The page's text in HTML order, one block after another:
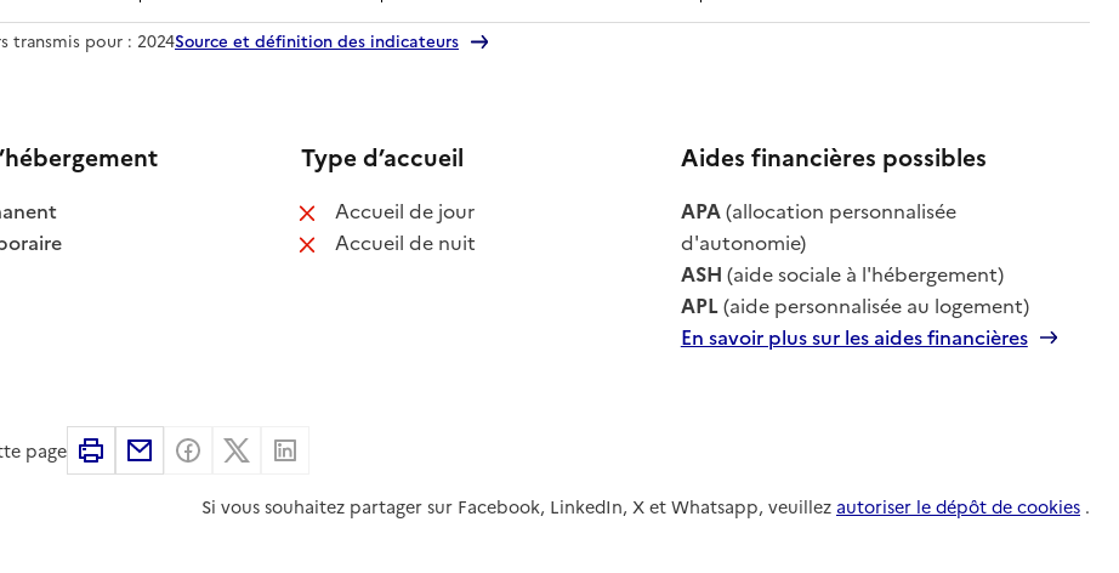
transmis pour : 2024Source et définition des indicateurs
: disponible
: disponible
Type d’accueil
Accueil de jour: non disponible
Accueil de nuit: non disponible
Aides financières possibles
APA(allocation personnalisée
d'autonomie)
ASH (aide sociale à l'hébergement)
APL(aide personnalisée au logement)
En savoir plus sur les aides financières
page ImprimerPartager par email
Partager sur Facebook
Partager sur X
Si vous souhaitez partager sur Facebook, LinkedIn, X et Whatsapp, veuillez autoriser le dépôt de cookies .